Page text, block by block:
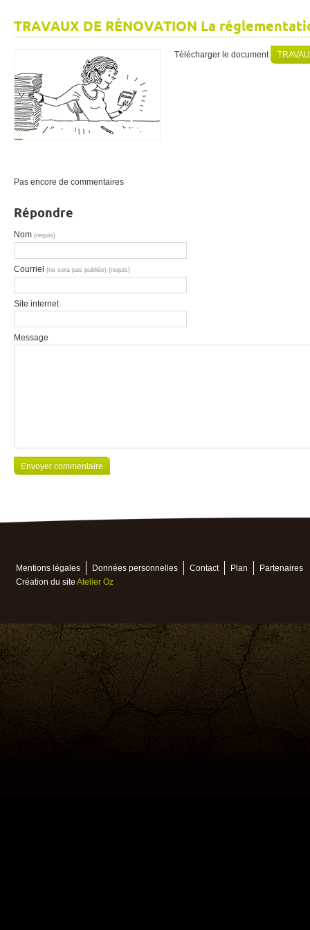
TRAVAUX DE RÉNOVATION La
Télécharger le document
Pas encore de commentaires
Répondre
Nom (requis)
Courriel (ne sera pas publiée) (requis)
Site internet
Message
Mentions légales Données personnelles Contact Plan
Partenaires
Création du site Atelier Oz